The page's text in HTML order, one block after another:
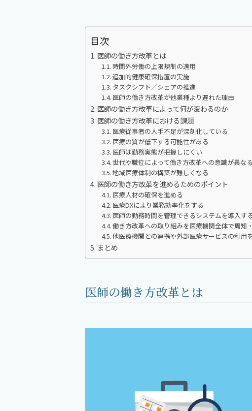
目次
医師の働き方改革とは
時間外労働の上限規制の適用
追加的健康確保措置の実施
タスクシフト／シェアの推進
医師の働き方改革が他業種より遅れた理由
医師の働き方改革によって何が変わるのか
医師の働き方改革における課題
医療従事者の人手不足が深刻化している
医療の質が低下する可能性がある
医師は勤務実態が把握しにくい
世代や職位によって働き方改革への意識が異なる
地域医療体制の構築が難しくなる
医師の働き方改革を進めるためのポイント
医療人材の確保を進める
医療DXにより業務効率化をする
医師の勤務時間を管理できるシステムを導入する
働き方改革への取り組みを医療機関全体で周知
他医療機関との連携や外部医療サービスの利用
まとめ
医師の働き方改革とは